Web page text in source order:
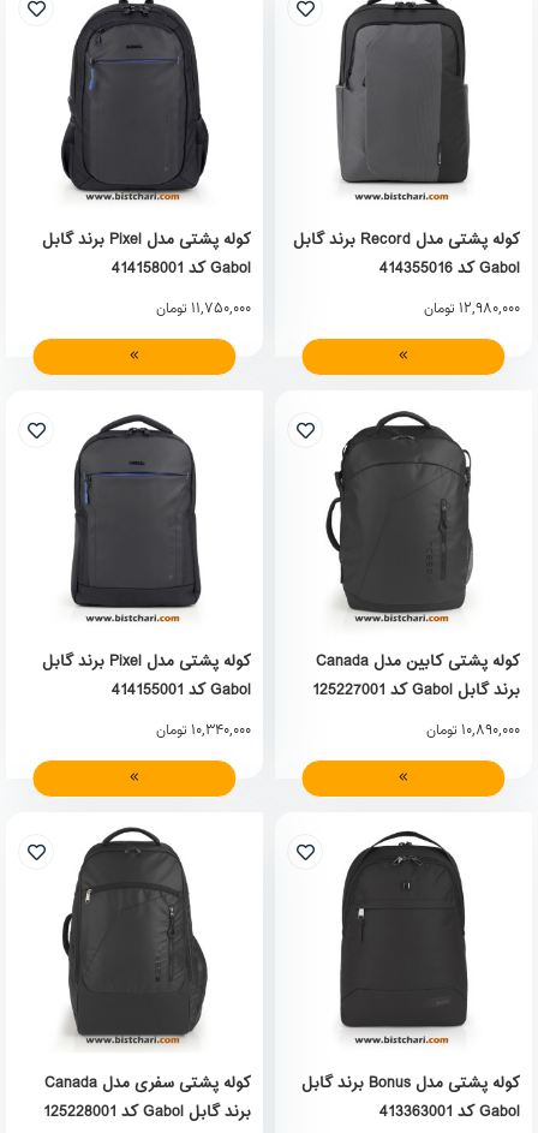
کوله پشتی مدل Record برند گابل
Gabol کد 414355016
12,980,000 تومان
کوله پشتی مدل Pixel برند گابل
Gabol کد 414158001
11,750,000 تومان
کوله پشتی کابین مدل Canada
برند گابل Gabol کد 125227001
10,890,000 تومان
کوله پشتی مدل Pixel برند گابل
Gabol کد 414155001
10,340,000 تومان
کوله پشتی مدل Bonus برند گابل
Gabol کد 413363001
کوله پشتی سفری مدل Canada
برند گابل Gabol کد 125228001